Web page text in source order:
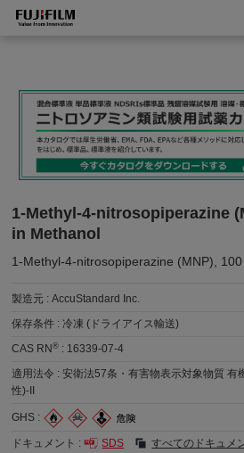
1-Methyl-4-nitrosopiperazine
in Methanol
1-Methyl-4-nitrosopiperazine (MNP),
製造元 :AccuStandard Inc.
保存条件 :冷凍 (ドライアイス輸送)
CAS RN® : 16339-07-4
適用法令 :安衛法57条・有害物表示対象物質 有
性)-II
GHS :
ドキュメント : SDS すべてのドキュメ